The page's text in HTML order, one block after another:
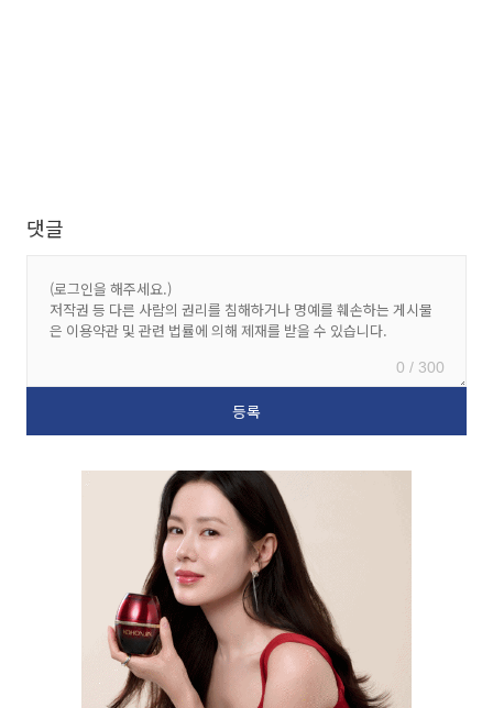
댓글
0 / 300